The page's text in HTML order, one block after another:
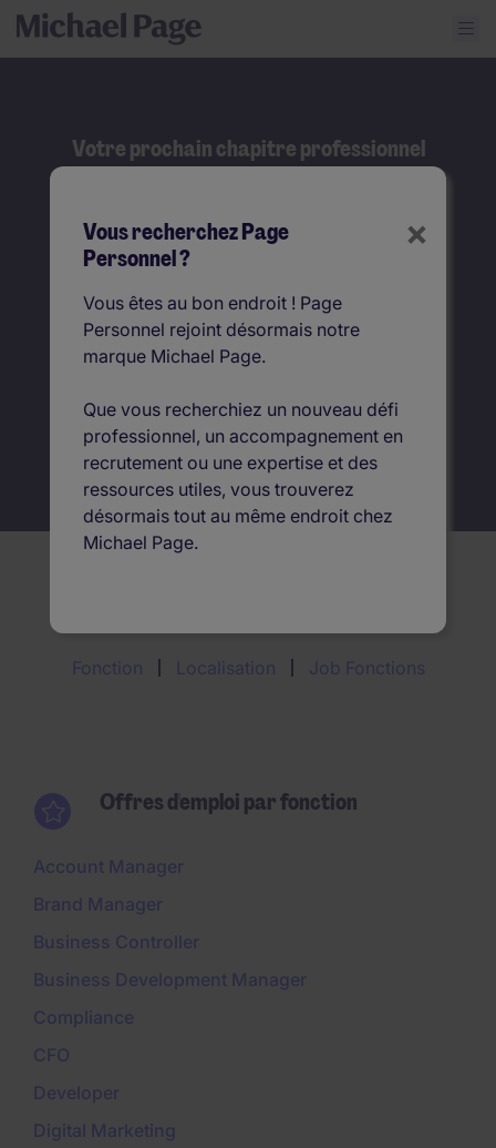
×
Vous recherchez Page
Personnel ?
Vous êtes au bon endroit ! Page
Personnel rejoint désormais notre
marque Michael Page.
Que vous recherchiez un nouveau défi
professionnel, un accompagnement en
recrutement ou une expertise et des
ressources utiles, vous trouverez
désormais tout au même endroit chez
Michael Page.
Votre prochain chapitre professionnel
commence ici.
Recherche
Fonction
Où ?
Fonction Localisation Job Fonctions
Offres d'emploi par fonction
Account Manager
Brand Manager
Business Controller
Business Development Manager
Compliance
CFO
Developer
Digital Marketing